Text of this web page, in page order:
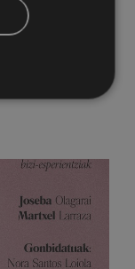
estará
ampliación